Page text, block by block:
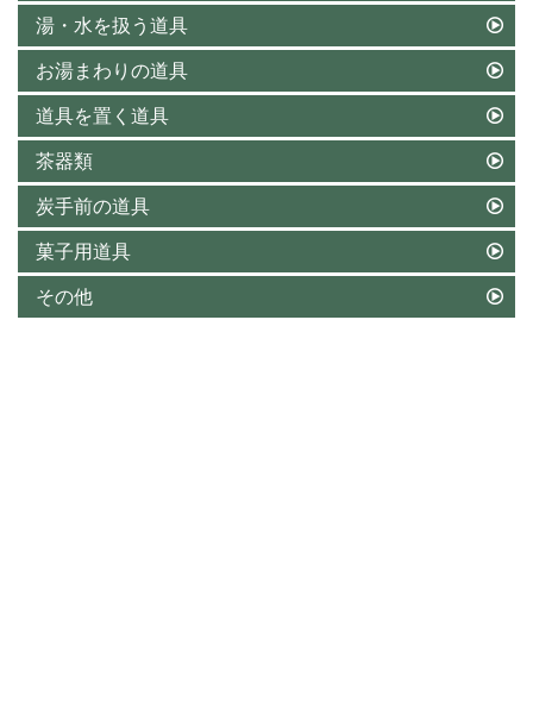
湯・水を扱う道具
お湯まわりの道具
道具を置く道具
茶器類
炭手前の道具
菓子用道具
その他